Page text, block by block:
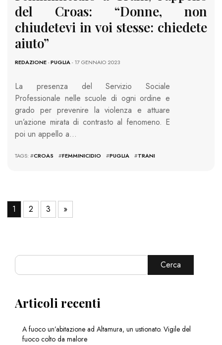
del Croas: “Donne, non
chiudetevi in voi stesse: chiedete
aiuto”
REDAZIONE-PUGLIA- 17 GENNAIO 2023
La presenza del Servizio Sociale
Professionale nelle scuole di ogni ordine e
grado per prevenire la violenza e attuare
un’azione mirata di contrasto al fenomeno. E
poi un appello a…
TAGS: #CROAS #FEMMINICIDIO #PUGLIA #TRANI
1 2 3 »
Cerca
Articoli recenti
A fuoco un’abitazione ad Altamura, un ustionato. Vigile del
fuoco colto da malore